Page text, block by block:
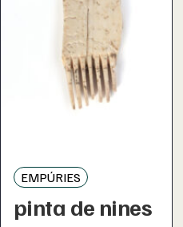
EMPÚRIES
pinta de nines